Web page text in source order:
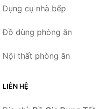
Dụng cụ nhà bếp
Đồ dùng phòng ăn
Nội thất phòng ăn
LIÊN HỆ